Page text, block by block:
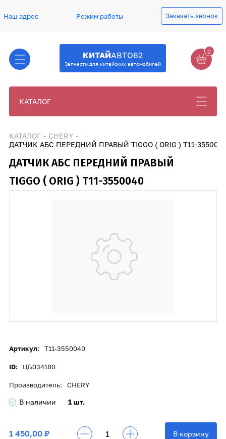
Наш адрес Режим работы Заказать звонок
КИТАЙАВТО62
Запчасти для китайских автомобилей
0
КАТАЛОГ
КАТАЛОГ
CHERY
ДАТЧИК АБС ПЕРЕДНИЙ ПРАВЫЙ TIGGO ( ORIG ) T11-
ДАТЧИК АБС ПЕРЕДНИЙ ПРАВЫЙ
TIGGO ( ORIG ) T11-3550040
Артикул: T11-3550040
ID: ЦБ034180
Производитель: CHERY
В наличии 1 шт.
1 450,00 ₽ В корзину